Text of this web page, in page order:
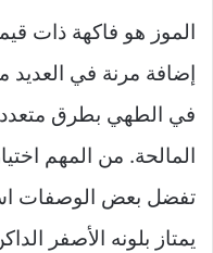
الموز هو فاكهة ذات
إضافة مرنة في العديد
في الطهي بطرق
المالحة. من المهم
تفضل بعض الوصفات
يمتاز بلونه الأصفر